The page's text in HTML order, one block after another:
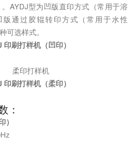
AYDJ型为凹版直印方式（常用于溶
版通过胶辊转印方式（常用于水性
可选样式。
印刷打样机（凹印）
印刷打样机（柔印）
：